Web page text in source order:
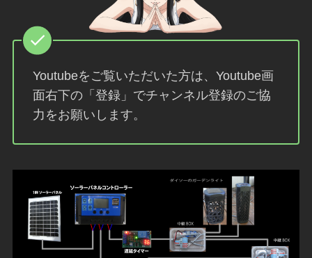
Youtubeをご覧いただいた方は、Youtube画
面右下の「登録」でチャンネル登録のご協
力をお願いします。